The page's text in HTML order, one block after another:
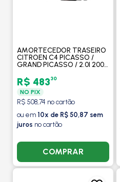
AMORTECEDOR TRASEIRO
CITROEN C4 PICASSO /
GRAND PICASSO / 2.0I 2007
R$ 48330
NO PIX
R$ 508,74 no cartão
ou em 10x de R$ 50,87 sem
juros no cartão
COMPRAR